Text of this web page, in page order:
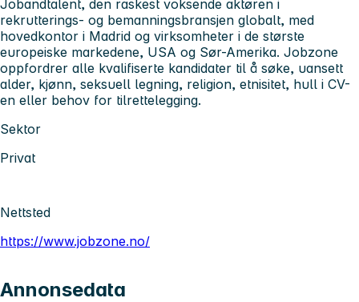
Jobandtalent, den raskest voksende aktøren i
rekrutterings- og bemanningsbransjen globalt, med
hovedkontor i Madrid og virksomheter i de største
europeiske markedene, USA og Sør-Amerika. Jobzone
oppfordrer alle kvalifiserte kandidater til å søke, uansett
alder, kjønn, seksuell legning, religion, etnisitet, hull i CV-
en eller behov for tilrettelegging.
Sektor
Privat
Nettsted
https://www.jobzone.no/
Annonsedata